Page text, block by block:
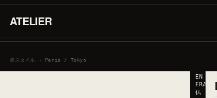
ATELIER
和スタイル · Paris / Tokyo
●
EN
仏